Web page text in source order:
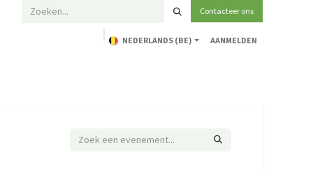
Contacteer ons
NEDERLANDS (BE) AANMELDEN